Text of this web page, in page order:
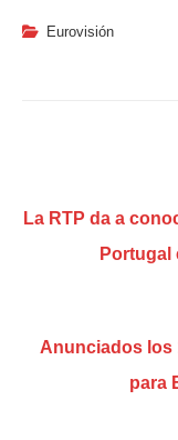
Eurovisión
La RTP da a
Portugal
Anunciados los
para